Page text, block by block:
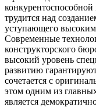
трудится над
уступающего
Современные
конструкторского
высокий уровень
развитию
сочетается с
этом одним из
является